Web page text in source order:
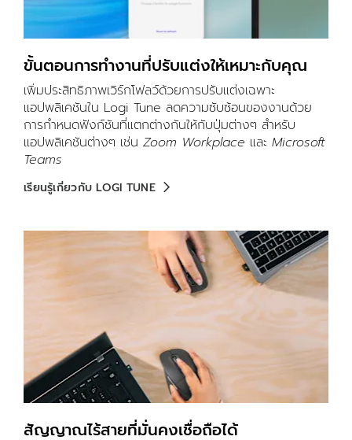
ขั้นตอนการทำงานที่ปรับแต่งให้เหมาะกับคุณ
เพิ่มประสิทธิภาพเวิร์กโฟลว์ด้วยการปรับแต่งเฉพาะ
แอปพลิเคชันใน Logi Tune ลดความซับซ้อนของงานด้วย
การกำหนดฟังก์ชันที่แตกต่างกันให้กับปุ่มต่างๆ สำหรับ
แอปพลิเคชันต่างๆ เช่น Zoom Workplace และ Microsoft
Teams
เรียนรู้เกี่ยวกับ LOGI TUNE
สัญญาณไร้สายที่มั่นคงเชื่อถือได้